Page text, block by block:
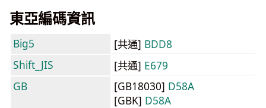
東亞編碼資訊
Big5 [共通] BDD8
Shift_JIS
[共通] E679
GB
[GB18030] D58A
[GBK] D58A